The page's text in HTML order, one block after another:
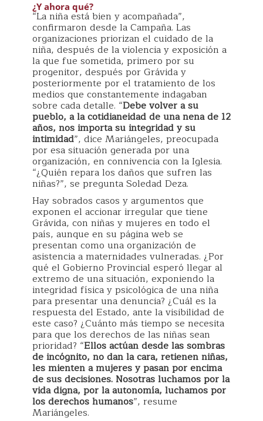
¿Y ahora qué?
“La niña está bien y acompañada”,
confirmaron desde la Campaña. Las
organizaciones priorizan el cuidado de la
niña, después de la violencia y exposición a
la que fue sometida, primero por su
progenitor, después por Grávida y
posteriormente por el tratamiento de los
medios que constantemente indagaban
sobre cada detalle. “Debe volver a su
pueblo, a la cotidianeidad de una nena de 12
años, nos importa su integridad y su
intimidad”, dice Mariángeles, preocupada
por esa situación generada por una
organización, en connivencia con la Iglesia.
“¿Quién repara los daños que sufren las
niñas?”, se pregunta Soledad Deza.
Hay sobrados casos y argumentos que
exponen el accionar irregular que tiene
Grávida, con niñas y mujeres en todo el
país, aunque en su página web se
presentan como una organización de
asistencia a maternidades vulneradas. ¿Por
qué el Gobierno Provincial esperó llegar al
extremo de una situación, exponiendo la
integridad física y psicológica de una niña
para presentar una denuncia? ¿Cuál es la
respuesta del Estado, ante la visibilidad de
este caso? ¿Cuánto más tiempo se necesita
para que los derechos de las niñas sean
prioridad? “Ellos actúan desde las sombras
de incógnito, no dan la cara, retienen niñas,
les mienten a mujeres y pasan por encima
de sus decisiones. Nosotras luchamos por la
vida digna, por la autonomía, luchamos por
los derechos humanos”, resume
Mariángeles.